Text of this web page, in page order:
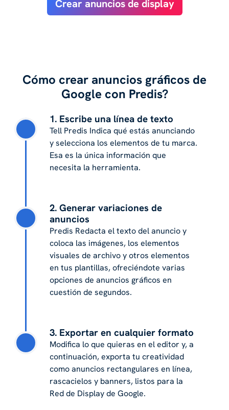
Crear anuncios de display
Cómo crear anuncios gráficos de
Google con Predis?
1. Escribe una línea de texto
Tell Predis Indica qué estás anunciando
y selecciona los elementos de tu marca.
Esa es la única información que
necesita la herramienta.
2. Generar variaciones de
anuncios
Predis Redacta el texto del anuncio y
coloca las imágenes, los elementos
visuales de archivo y otros elementos
en tus plantillas, ofreciéndote varias
opciones de anuncios gráficos en
cuestión de segundos.
3. Exportar en cualquier formato
Modifica lo que quieras en el editor y, a
continuación, exporta tu creatividad
como anuncios rectangulares en línea,
rascacielos y banners, listos para la
Red de Display de Google.